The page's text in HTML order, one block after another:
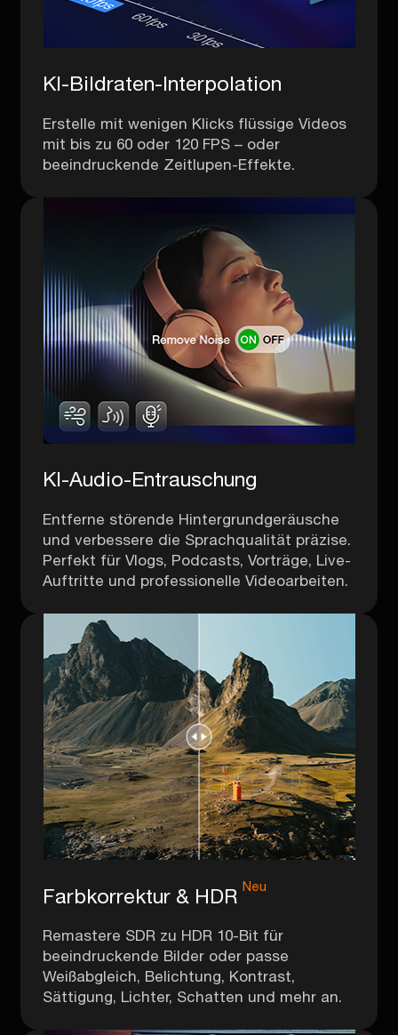
KI-Bildraten-Interpolation
Erstelle mit wenigen Klicks flüssige Videos
mit bis zu 60 oder 120 FPS – oder
beeindruckende Zeitlupen-Effekte.
KI-Audio-Entrauschung
Entferne störende Hintergrundgeräusche
und verbessere die Sprachqualität präzise.
Perfekt für Vlogs, Podcasts, Vorträge, Live-
Auftritte und professionelle Videoarbeiten.
Farbkorrektur & HDR Neu
Remastere SDR zu HDR 10-Bit für
beeindruckende Bilder oder passe
Weißabgleich, Belichtung, Kontrast,
Sättigung, Lichter, Schatten und mehr an.